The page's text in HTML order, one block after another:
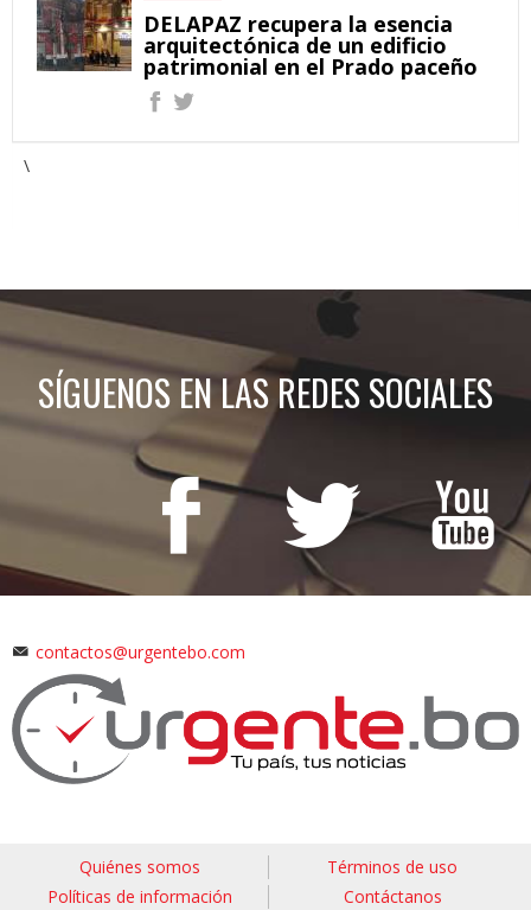
DELAPAZ recupera la esencia
arquitectónica de un edificio
patrimonial en el Prado paceño
\
SÍGUENOS EN LAS REDES SOCIALES
contactos@urgentebo.com
Quiénes somos
Términos de uso
Políticas de información
Contáctanos